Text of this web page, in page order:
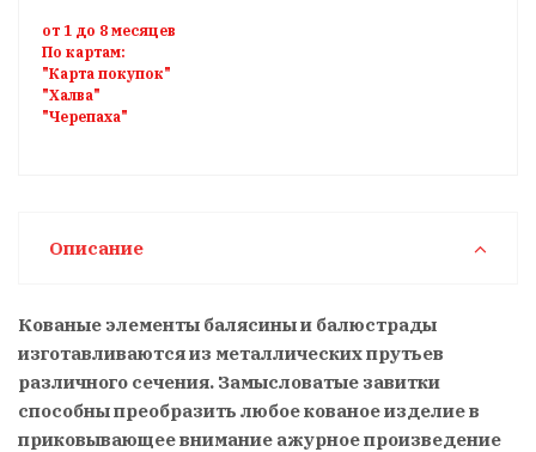
от 1 до 8 месяцев
По картам:
"Карта покупок"
"Халва"
"Черепаха"
Описание
Кованые элементы балясины и балюстрады
изготавливаются из металлических прутьев
различного сечения. Замысловатые завитки
способны преобразить любое кованое изделие в
приковывающее внимание ажурное произведение